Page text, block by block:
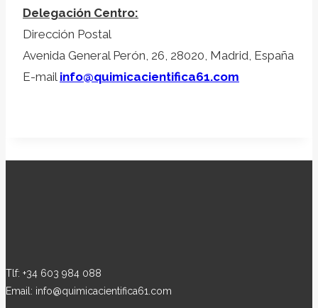
Delegación Centro:
Dirección Postal
Avenida General Perón, 26, 28020, Madrid, España
E-mail info@quimicacientifica61.com
Tlf: +34 603 984 088
Email: info@quimicacientifica61.com